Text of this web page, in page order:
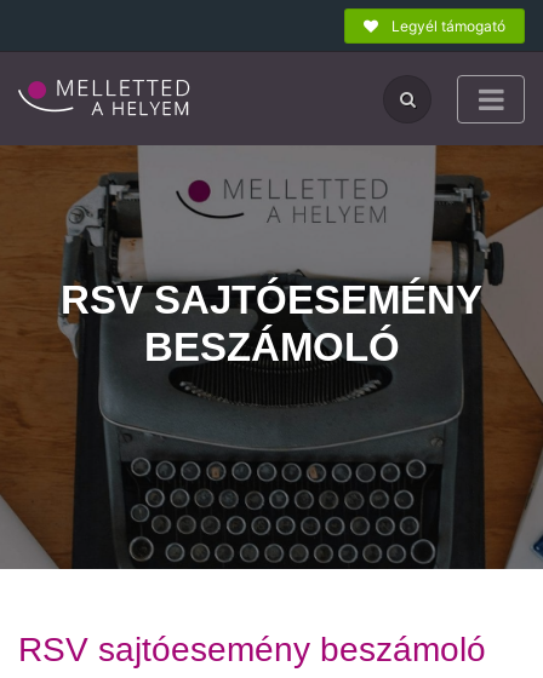
Legyél támogató
RSV SAJTÓESEMÉNY
BESZÁMOLÓ
RSV sajtóesemény beszámoló